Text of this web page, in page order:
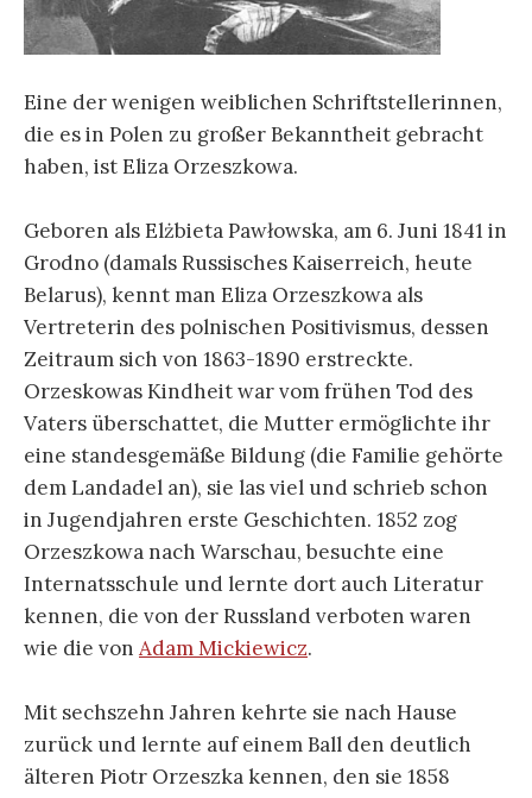
Eine der wenigen weiblichen Schriftstellerinnen,
die es in Polen zu großer Bekanntheit gebracht
haben, ist Eliza Orzeszkowa.
Geboren als Elżbieta Pawłowska, am 6. Juni 1841 in
Grodno (damals Russisches Kaiserreich, heute
Belarus), kennt man Eliza Orzeszkowa als
Vertreterin des polnischen Positivismus, dessen
Zeitraum sich von 1863-1890 erstreckte.
Orzeskowas Kindheit war vom frühen Tod des
Vaters überschattet, die Mutter ermöglichte ihr
eine standesgemäße Bildung (die Familie gehörte
dem Landadel an), sie las viel und schrieb schon
in Jugendjahren erste Geschichten. 1852 zog
Orzeszkowa nach Warschau, besuchte eine
Internatsschule und lernte dort auch Literatur
kennen, die von der Russland verboten waren
wie die von Adam Mickiewicz.
Mit sechszehn Jahren kehrte sie nach Hause
zurück und lernte auf einem Ball den deutlich
älteren Piotr Orzeszka kennen, den sie 1858